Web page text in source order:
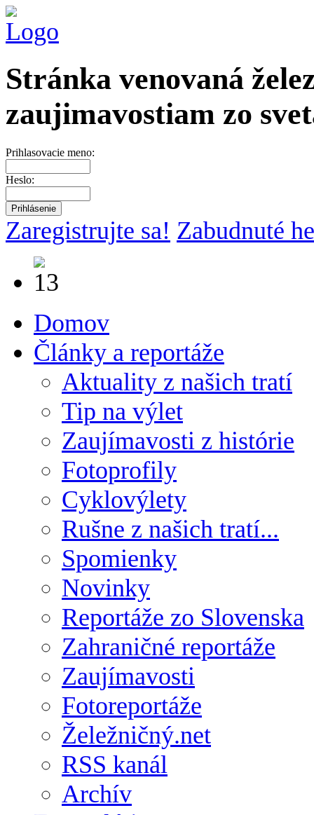
Stránka venovaná
zaujimavostiam zo
Prihlasovacie meno:
Heslo:
Zaregistrujte sa! Zabudnuté
Domov
Články a reportáže
Aktuality z našich tratí
Tip na výlet
Zaujímavosti z histórie
Fotoprofily
Cyklovýlety
Rušne z našich tratí...
Spomienky
Novinky
Reportáže zo Slovenska
Zahraničné reportáže
Zaujímavosti
Fotoreportáže
Želežničný.net
RSS kanál
Archív